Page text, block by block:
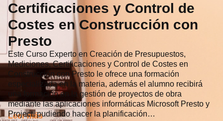
Certificaciones y Control de
Costes en Construcción con
Presto
Este Curso Experto en Creación de Presupuestos,
Mediciones, Certificaciones y Control de Costes en
Construcción con Presto le ofrece una formación
especializada en la materia, además el alumno recibirá
una formación en la gestión de proyectos de obra
mediante las aplicaciones informáticas Microsoft Presto y
Project, pudiendo hacer la planificación…
Leer más